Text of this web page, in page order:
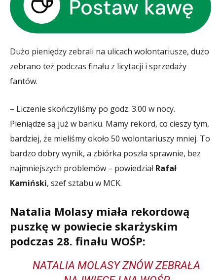
Dużo pieniędzy zebrali na ulicach wolontariusze, dużo
zebrano też podczas finału z licytacji i sprzedaży
fantów.
– Liczenie skończyliśmy po godz. 3.00 w nocy.
Pieniądze są już w banku. Mamy rekord, co cieszy tym,
bardziej, że mieliśmy około 50 wolontariuszy mniej. To
bardzo dobry wynik, a zbiórka poszła sprawnie, bez
najmniejszych problemów – powiedział Rafał
Kamiński, szef sztabu w MCK.
Natalia Molasy miała rekordową
puszkę w powiecie skarżyskim
podczas 28. finału WOŚP:
NATALIA MOLASY ZNÓW ZEBRAŁA